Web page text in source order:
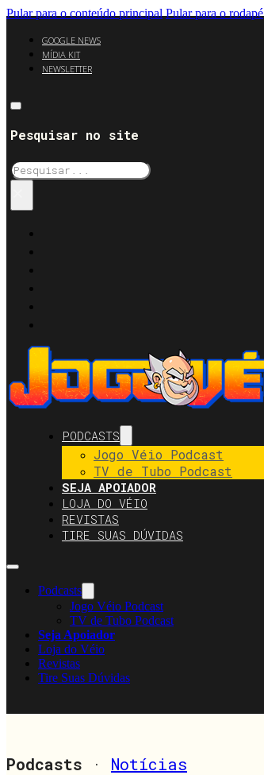
Pular para o conteúdo principal Pular para o rodapé
GOOGLE NEWS
MÍDIA KIT
NEWSLETTER
Pesquisar no site
Pesquisar
PODCASTS
Jogo Véio Podcast
TV de Tubo Podcast
SEJA APOIADOR
LOJA DO VÉIO
REVISTAS
TIRE SUAS DÚVIDAS
Podcasts
Jogo Véio Podcast
TV de Tubo Podcast
Seja Apoiador
Loja do Véio
Revistas
Tire Suas Dúvidas
Podcasts · Notícias